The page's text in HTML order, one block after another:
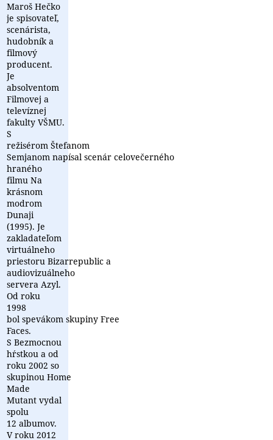
Maroš Hečko
je spisovateľ,
scenárista,
hudobník a
filmový
producent.
Je
absolventom
Filmovej a
televíznej
fakulty VŠMU.
S
režisérom Štefanom
Semjanom napísal scenár celovečerného
hraného
filmu Na
krásnom
modrom
Dunaji
(1995). Je
zakladateľom
virtuálneho
priestoru Bizarrepublic a
audiovizuálneho
servera Azyl.
Od roku
1998
bol spevákom skupiny Free
Faces.
S Bezmocnou
hŕstkou a od
roku 2002 so
skupinou Home
Made
Mutant vydal
spolu
12 albumov.
V roku 2012